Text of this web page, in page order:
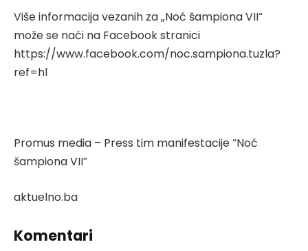
Više informacija vezanih za „Noć šampiona VII“
može se naći na Facebook stranici
https://www.facebook.com/noc.sampiona.tuzla?
ref=hl
Promus media – Press tim manifestacije “Noć
šampiona VII”
aktuelno.ba
Komentari